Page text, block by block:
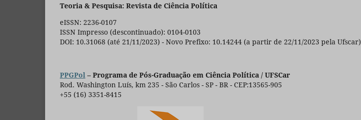
Teoria & Pesquisa: Revista de Ciência Política
eISSN: 2236-0107
ISSN Impresso (descontinuado): 0104-0103
DOI: 10.31068 (até 21/11/2023) - Novo Prefixo: 10.14244 (a partir de 22/11/2023 pela Ufscar)
PPGPol – Programa de Pós-Graduação em Ciência Política / UFSCar
Rod. Washington Luís, km 235 - São Carlos - SP - BR - CEP:13565-905
+55 (16) 3351-8415